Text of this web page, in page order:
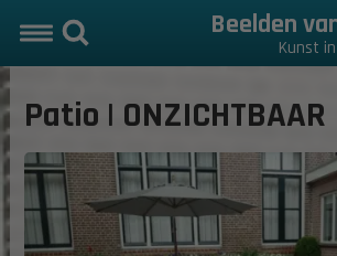
Beelden
Kunst
Patio | ONZICHTBAAR